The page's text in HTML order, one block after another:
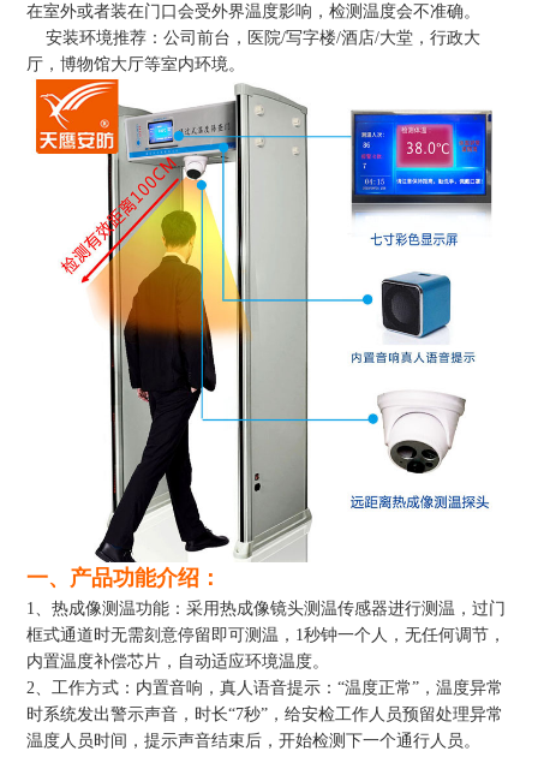
在室外或者装在门口会受外界温度影响，检测温度会不准确。
安装环境推荐：公司前台，医院/写字楼/酒店/大堂，行政大
厅，博物馆大厅等室内环境。
一、产品功能介绍：
1、热成像测温功能：采用热成像镜头测温传感器进行测温，过门
框式通道时无需刻意停留即可测温，1秒钟一个人，无任何调节，
内置温度补偿芯片，自动适应环境温度。
2、工作方式：内置音响，真人语音提示：“温度正常”，温度异常
时系统发出警示声音，时长“7秒”，给安检工作人员预留处理异常
温度人员时间，提示声音结束后，开始检测下一个通行人员。